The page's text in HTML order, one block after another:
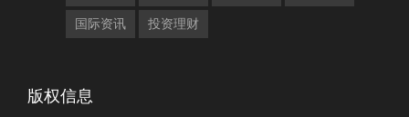
国际资讯 投资理财
版权信息